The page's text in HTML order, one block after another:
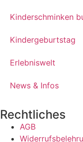
Kinderschminken
Kindergeburtstag
Erlebniswelt
News & Infos
Rechtliches
AGB